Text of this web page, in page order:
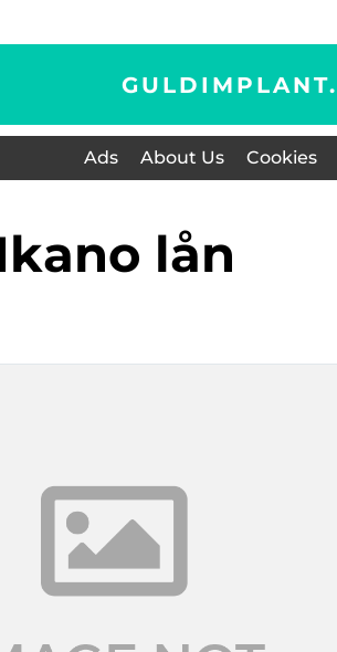
GULDIMPLANT.
Ads About Us Cookies
ikano lån